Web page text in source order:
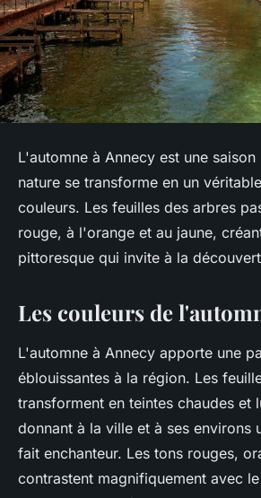
L'automne à Annecy est une
nature se transforme en un
couleurs. Les feuilles des arbres
rouge, à l'orange et au jaune,
pittoresque qui invite à la
Les couleurs de
L'automne à Annecy apporte une
éblouissantes à la région. Les
transforment en teintes chaudes et
donnant à la ville et à ses environs
fait enchanteur. Les tons rouges,
contrastent magnifiquement avec